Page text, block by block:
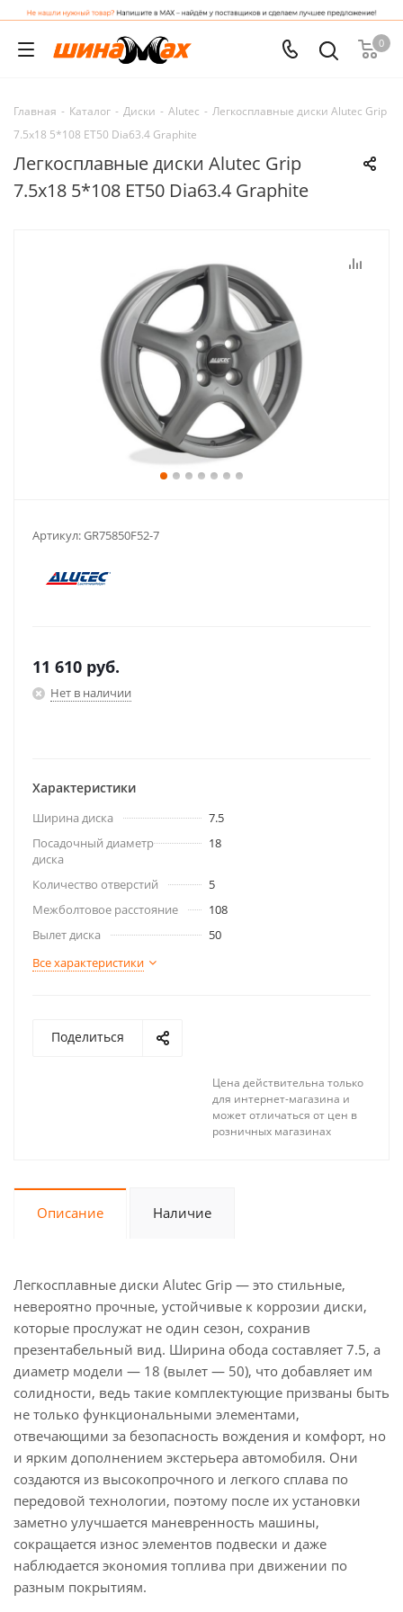
0
Главная - Каталог - Диски - Alutec - Легкосплавные диски Alutec Grip
7.5x18 5*108 ET50 Dia63.4 Graphite
Легкосплавные диски Alutec Grip
7.5x18 5*108 ET50 Dia63.4 Graphite
Артикул:GR75850F52-7
11 610 руб.
Нет в наличии
Характеристики
Ширина диска
7.5
Посадочный диаметр
диска
18
Количество отверстий
5
Межболтовое расстояние
108
Вылет диска
50
Все характеристики
Поделиться
Цена действительна только
для интернет-магазина и
может отличаться от цен в
розничных магазинах
Описание Наличие
Легкосплавные диски Alutec Grip — это стильные,
невероятно прочные, устойчивые к коррозии диски,
которые прослужат не один сезон, сохранив
презентабельный вид. Ширина обода составляет 7.5, а
диаметр модели — 18 (вылет — 50), что добавляет им
солидности, ведь такие комплектующие призваны быть
не только функциональными элементами,
отвечающими за безопасность вождения и комфорт, но
и ярким дополнением экстерьера автомобиля. Они
создаются из высокопрочного и легкого сплава по
передовой технологии, поэтому после их установки
заметно улучшается маневренность машины,
сокращается износ элементов подвески и даже
наблюдается экономия топлива при движении по
разным покрытиям.